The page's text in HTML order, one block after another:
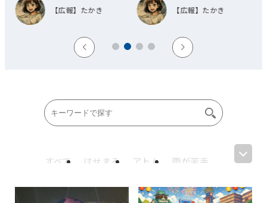
【広報】たかき
た！
【広報】たかき
すべて はせまる アトム
雨が苦手
ボンレスハム
だっち
安